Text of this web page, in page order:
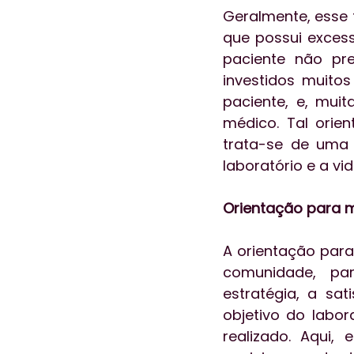
Geralmente,
que possui
paciente não
investidos
paciente, e,
médico. Tal
trata-se de uma
laboratório e a
Orientação para
A orientação
comunidade,
estratégia, a
objetivo do
realizado. Aqui,